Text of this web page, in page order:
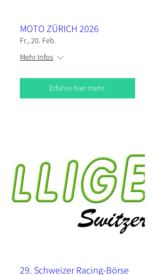
MOTO ZÜRICH 2026
Fr., 20. Feb.
Mehr Infos
Erfahre hier mehr.
29. Schweizer Racing-Börse